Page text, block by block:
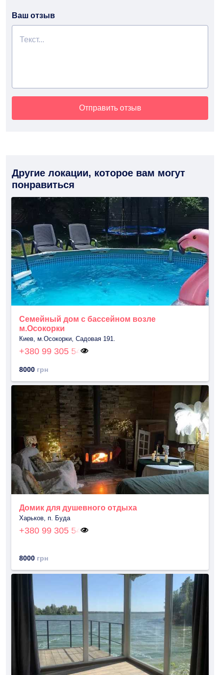
Ваш отзыв
Отправить отзыв
Другие локации, которое вам могут
понравиться
Семейный дом с бассейном возле
м.Осокорки
Киев, м.Осокорки, Садовая 191.
+380 99 305 54
8000 грн
Домик для душевного отдыха
Харьков, п. Буда
+380 99 305 54
8000 грн